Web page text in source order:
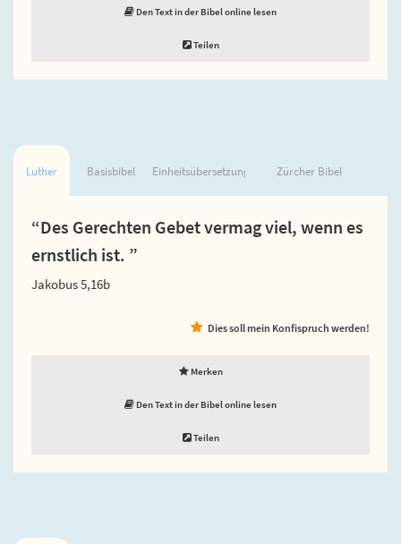
Den Text in der Bibel online lesen
Teilen
Luther Basisbibel Einheitsübersetzung Zürcher Bibel
“Des Gerechten Gebet vermag viel, wenn es
ernstlich ist. ”
Jakobus 5,16b
Dies soll mein Konfispruch werden!
Merken
Den Text in der Bibel online lesen
Teilen